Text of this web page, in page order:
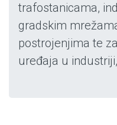
trafostanicama,
gradskim
postrojenjima te
uređaja u